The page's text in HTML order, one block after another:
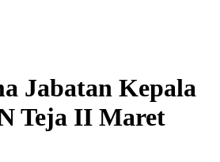
Jabatan Kepala
Teja II Maret